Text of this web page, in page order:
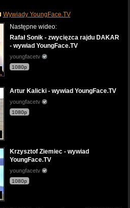
Wywiady YoungFace.TV
Następne wideo:
Rafał Sonik - zwycięzca rajdu DAKAR
- wywiad YoungFace.TV
youngfacetv
1080p
Artur Kalicki - wywiad YoungFace.TV
youngfacetv
1080p
Krzysztof Ziemiec - wywiad
YoungFace.TV
youngfacetv
1080p